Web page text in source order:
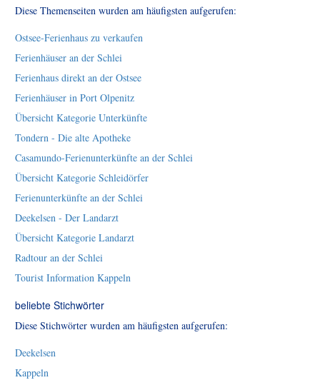
Diese Themenseiten wurden am häufigsten aufgerufen:
Ostsee-Ferienhaus zu verkaufen
Ferienhäuser an der Schlei
Ferienhaus direkt an der Ostsee
Ferienhäuser in Port Olpenitz
Übersicht Kategorie Unterkünfte
Tondern - Die alte Apotheke
Casamundo-Ferienunterkünfte an der Schlei
Übersicht Kategorie Schleidörfer
Ferienunterkünfte an der Schlei
Deekelsen - Der Landarzt
Übersicht Kategorie Landarzt
Radtour an der Schlei
Tourist Information Kappeln
beliebte Stichwörter
Diese Stichwörter wurden am häufigsten aufgerufen:
Deekelsen
Kappeln